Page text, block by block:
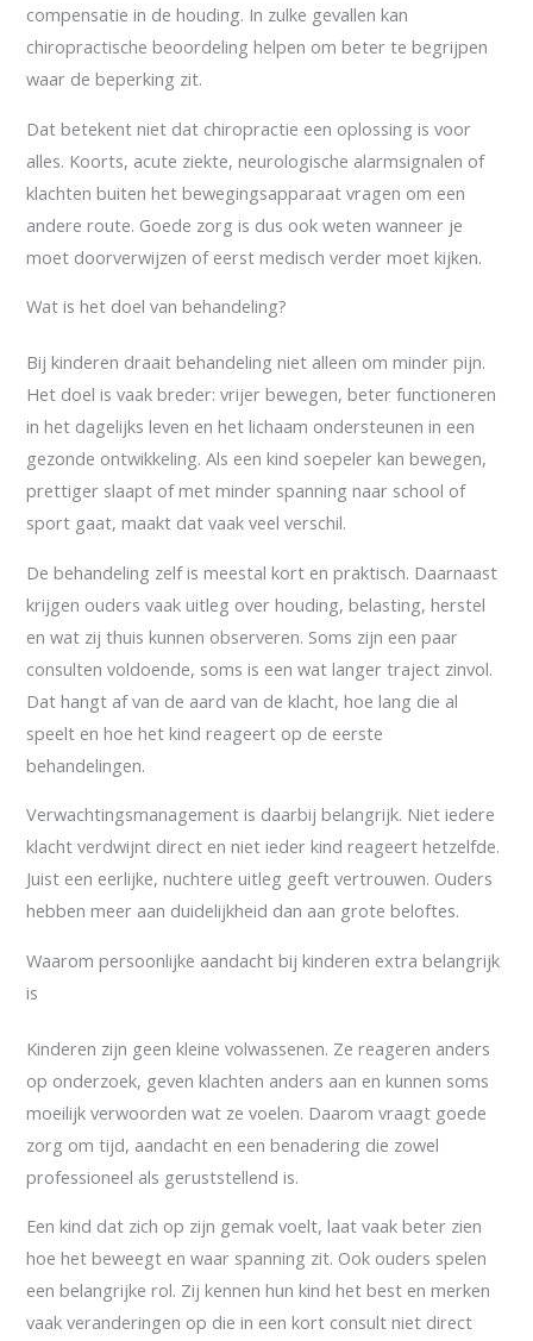
compensatie in de houding. In zulke gevallen kan
chiropractische beoordeling helpen om beter te begrijpen
waar de beperking zit.
Dat betekent niet dat chiropractie een oplossing is voor
alles. Koorts, acute ziekte, neurologische alarmsignalen of
klachten buiten het bewegingsapparaat vragen om een
andere route. Goede zorg is dus ook weten wanneer je
moet doorverwijzen of eerst medisch verder moet kijken.
Wat is het doel van behandeling?
Bij kinderen draait behandeling niet alleen om minder pijn.
Het doel is vaak breder: vrijer bewegen, beter functioneren
in het dagelijks leven en het lichaam ondersteunen in een
gezonde ontwikkeling. Als een kind soepeler kan bewegen,
prettiger slaapt of met minder spanning naar school of
sport gaat, maakt dat vaak veel verschil.
De behandeling zelf is meestal kort en praktisch. Daarnaast
krijgen ouders vaak uitleg over houding, belasting, herstel
en wat zij thuis kunnen observeren. Soms zijn een paar
consulten voldoende, soms is een wat langer traject zinvol.
Dat hangt af van de aard van de klacht, hoe lang die al
speelt en hoe het kind reageert op de eerste
behandelingen.
Verwachtingsmanagement is daarbij belangrijk. Niet iedere
klacht verdwijnt direct en niet ieder kind reageert hetzelfde.
Juist een eerlijke, nuchtere uitleg geeft vertrouwen. Ouders
hebben meer aan duidelijkheid dan aan grote beloftes.
Waarom persoonlijke aandacht bij kinderen extra belangrijk
is
Kinderen zijn geen kleine volwassenen. Ze reageren anders
op onderzoek, geven klachten anders aan en kunnen soms
moeilijk verwoorden wat ze voelen. Daarom vraagt goede
zorg om tijd, aandacht en een benadering die zowel
professioneel als geruststellend is.
Een kind dat zich op zijn gemak voelt, laat vaak beter zien
hoe het beweegt en waar spanning zit. Ook ouders spelen
een belangrijke rol. Zij kennen hun kind het best en merken
vaak veranderingen op die in een kort consult niet direct